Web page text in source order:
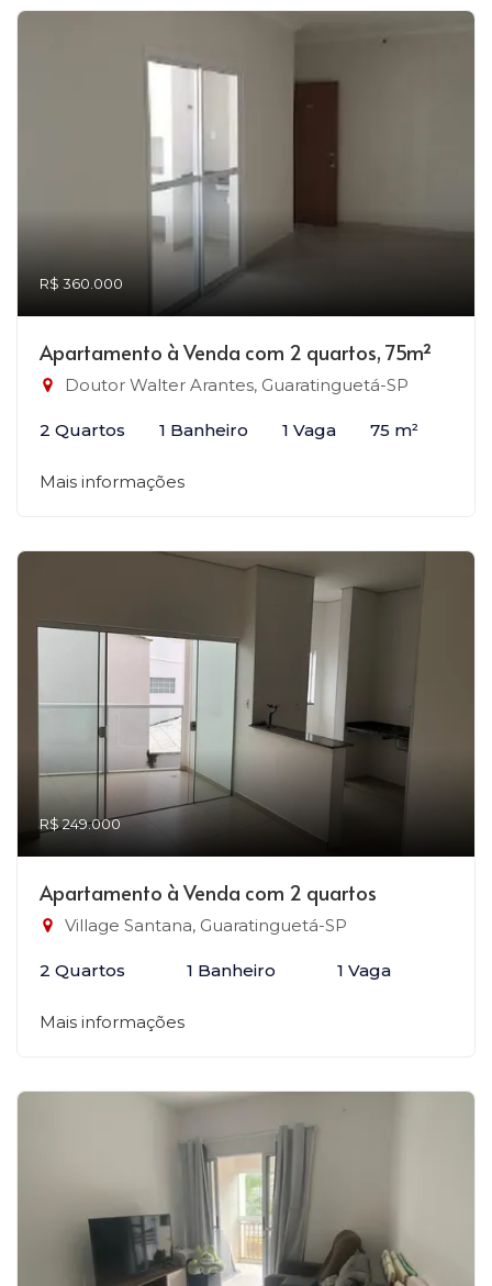
R$ 360.000
Apartamento à Venda com 2 quartos, 75m²
Doutor Walter Arantes, Guaratinguetá-SP
2 Quartos 1 Banheiro 1 Vaga 75 m²
Mais informações
R$ 249.000
Apartamento à Venda com 2 quartos
Village Santana, Guaratinguetá-SP
2 Quartos 1 Banheiro 1 Vaga
Mais informações